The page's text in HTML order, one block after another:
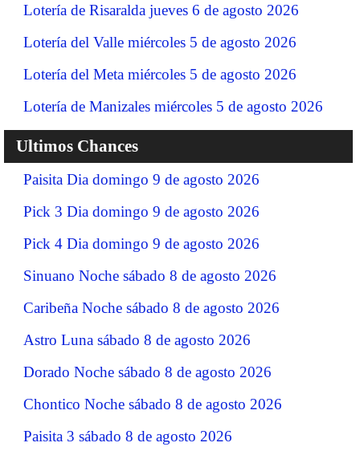
Lotería de Risaralda jueves 6 de agosto 2026
Lotería del Valle miércoles 5 de agosto 2026
Lotería del Meta miércoles 5 de agosto 2026
Lotería de Manizales miércoles 5 de agosto 2026
Ultimos Chances
Paisita Dia domingo 9 de agosto 2026
Pick 3 Dia domingo 9 de agosto 2026
Pick 4 Dia domingo 9 de agosto 2026
Sinuano Noche sábado 8 de agosto 2026
Caribeña Noche sábado 8 de agosto 2026
Astro Luna sábado 8 de agosto 2026
Dorado Noche sábado 8 de agosto 2026
Chontico Noche sábado 8 de agosto 2026
Paisita 3 sábado 8 de agosto 2026